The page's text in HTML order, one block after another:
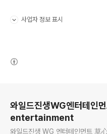
사업자 정보 표시
와일드진생WG엔터테인
entertainment
와일드진생 WG 엔터테인먼트 草